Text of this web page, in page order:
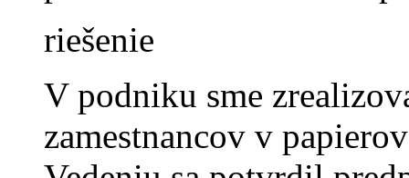
riešenie
V podniku sme
zamestnancov v